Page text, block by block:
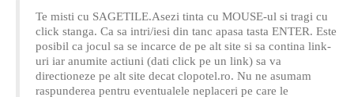
Te misti cu SAGETILE.Asezi tinta cu MOUSE-ul si tragi cu
click stanga. Ca sa intri/iesi din tanc apasa tasta ENTER. Este
posibil ca jocul sa se incarce de pe alt site si sa contina link-
uri iar anumite actiuni (dati click pe un link) sa va
directioneze pe alt site decat clopotel.ro. Nu ne asumam
raspunderea pentru eventualele neplaceri pe care le